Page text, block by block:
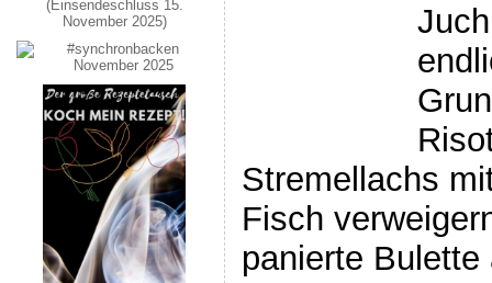
Stremellachs
Fisch
panierte